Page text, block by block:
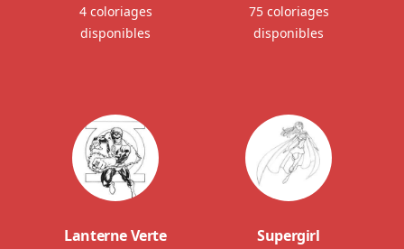
4 coloriages
disponibles
75 coloriages
disponibles
Lanterne Verte Supergirl